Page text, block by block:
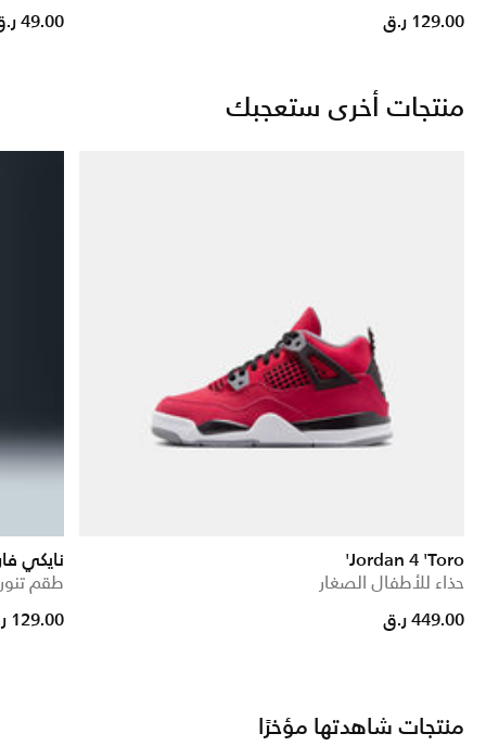
129.00 ر.ق
from
49.00 ر.ق
منتجات أخرى ستعجبك
Jordan 4 'Toro'
حذاء للأطفال الصغار
449.00 ر.ق
نايكي
طقم
129.00 ر.ق
منتجات شاهدتها مؤخرًا